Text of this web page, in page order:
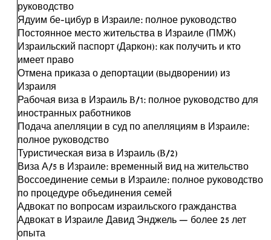
руководство
Ядуим бе-цибур в Израиле: полное руководство
Постоянное место жительства в Израиле (ПМЖ)
Израильский паспорт (Даркон): как получить и кто
имеет право
Отмена приказа о депортации (выдворении) из
Израиля
Рабочая виза в Израиль B/1: полное руководство для
иностранных работников
Подача апелляции в суд по апелляциям в Израиле:
полное руководство
Туристическая виза в Израиль (B/2)
Виза А/5 в Израиле: временный вид на жительство
Воссоединение семьи в Израиле: полное руководство
по процедуре объединения семей
Адвокат по вопросам израильского гражданства
Адвокат в Израиле Давид Энджель — более 25 лет
опыта